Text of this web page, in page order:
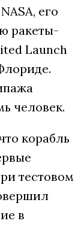
его
ракеты-
Launch
человек.
корабль
тестовом
в